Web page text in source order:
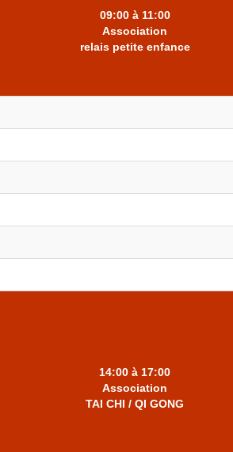
09:00 à 11:00
Association
relais petite enfance
14:00 à 17:00
Association
TAI CHI / QI GONG